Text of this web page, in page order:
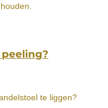
te liggen?